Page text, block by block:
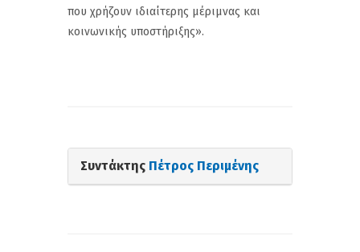
που χρήζουν ιδιαίτερης μέριμνας και
κοινωνικής υποστήριξης».
Συντάκτης Πέτρος Περιμένης